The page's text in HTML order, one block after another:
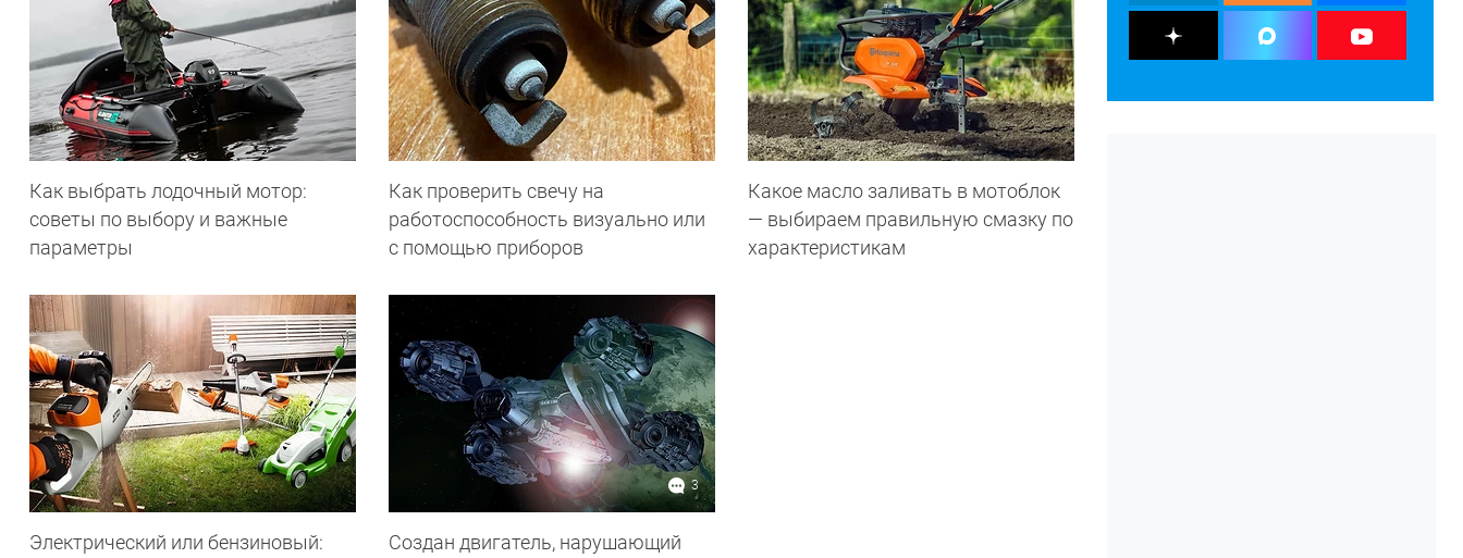
Как выбрать лодочный мотор:
советы по выбору и важные
параметры
Как проверить свечу на
работоспособность визуально или
с помощью приборов
Какое масло заливать в мотоблок
— выбираем правильную смазку по
характеристикам
Электрический или бензиновый:
3
Создан двигатель, нарушающий